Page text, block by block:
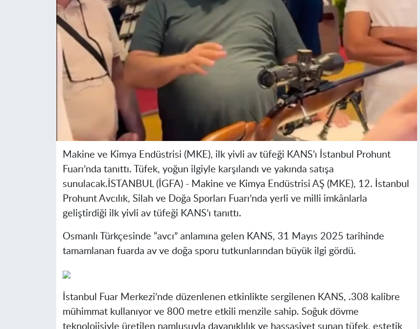
Makine ve Kimya Endüstrisi (MKE), ilk yivli av tüfeği KANS’ı İstanbul Prohunt
Fuarı’nda tanıttı. Tüfek, yoğun ilgiyle karşılandı ve yakında satışa
sunulacak. İSTANBUL (İGFA) - Makine ve Kimya Endüstrisi AŞ (MKE), 12. İstanbul
Prohunt Avcılık, Silah ve Doğa Sporları Fuarı’nda yerli ve milli imkânlarla
geliştirdiği ilk yivli av tüfeği KANS’ı tanıttı.
Osmanlı Türkçesinde “avcı” anlamına gelen KANS, 31 Mayıs 2025 tarihinde
tamamlanan fuarda av ve doğa sporu tutkunlarından büyük ilgi gördü.
İstanbul Fuar Merkezi’nde düzenlenen etkinlikte sergilenen KANS, .308 kalibre
mühimmat kullanıyor ve 800 metre etkili menzile sahip. Soğuk dövme
teknolojisiyle üretilen namlusuyla dayanıklılık ve hassasiyet sunan tüfek, estetik